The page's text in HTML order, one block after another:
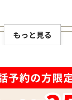
もっと見る